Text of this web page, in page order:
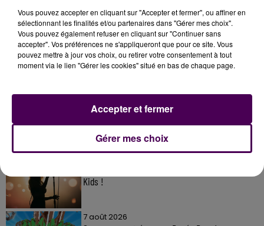
À LA UNE
7 août 2026
Gagnez vos pass pour le V and B Fest' 2026 !
Kids !
7 août 2026
Vous pouvez accepter en cliquant sur "Accepter et fermer", ou affiner en
sélectionnant les finalités et/ou partenaires dans "Gérer mes choix".
Vous pouvez également refuser en cliquant sur "Continuer sans
accepter". Vos préférences ne s'appliqueront que pour ce site. Vous
pouvez mettre à jour vos choix, ou retirer votre consentement à tout
moment via le lien "Gérer les cookies" situé en bas de chaque page.
Gérer mes choix
Accepter et fermer